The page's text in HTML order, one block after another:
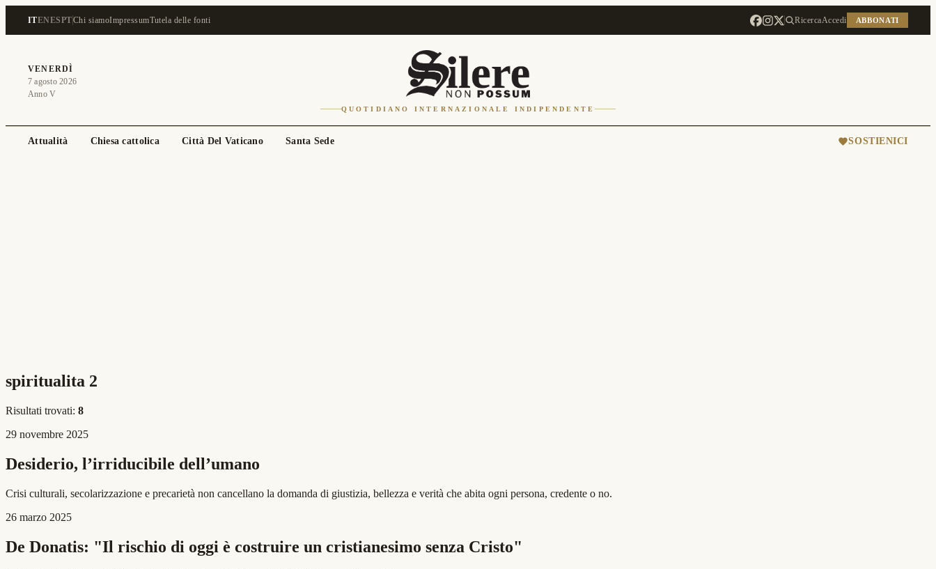
ITENESPTChi siamoImpressumTutela delle fonti RicercaAccedi ABBONATI
VENERDÌ
7 agosto 2026
Anno V
QUOTIDIANO INTERNAZIONALE INDIPENDENTE
Attualità Chiesa cattolica Città Del Vaticano Santa Sede SOSTIENICI
spiritualita 2
Risultati trovati: 8
29 novembre 2025
Desiderio, l’irriducibile dell’umano
Crisi culturali, secolarizzazione e precarietà non cancellano la domanda di giustizia, bellezza e verità che abita ogni persona, credente o no.
26 marzo 2025
De Donatis: "Il rischio di oggi è costruire un cristianesimo senza Cristo"